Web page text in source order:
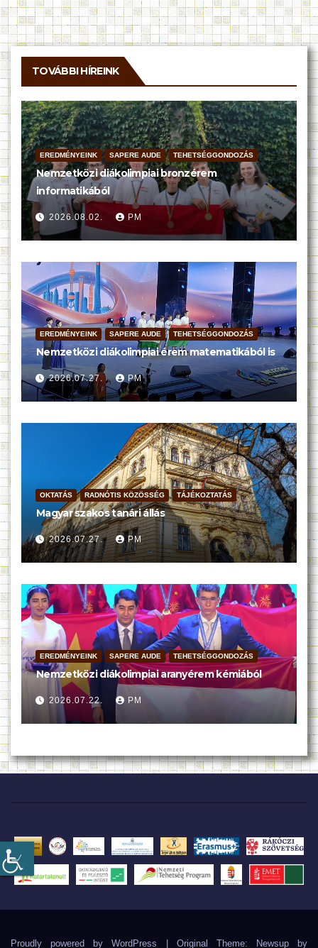
TOVÁBBI HÍREINK
EREDMÉNYEINK SAPERE AUDE TEHETSÉGGONDOZÁS
Nemzetközi diákolimpiai bronzérem
informatikából
2026.08.02. PM
EREDMÉNYEINK SAPERE AUDE TEHETSÉGGONDOZÁS
Nemzetközi diákolimpiai érem matematikából is
2026.07.27. PM
OKTATÁS RADNÓTIS KÖZÖSSÉG TÁJÉKOZTATÁS
Magyar szakos tanári állás
2026.07.27. PM
EREDMÉNYEINK SAPERE AUDE TEHETSÉGGONDOZÁS
Nemzetközi diákolimpiai aranyérem kémiából
2026.07.22. PM
Proudly powered by WordPress | Original Theme: Newsup by